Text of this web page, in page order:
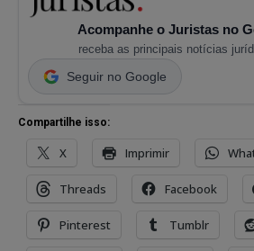
Acompanhe o Juristas no
receba as principais notícias
Seguir no Google
Compartilhe isso:
X Imprimir
Threads Facebook
Pinterest Tumblr